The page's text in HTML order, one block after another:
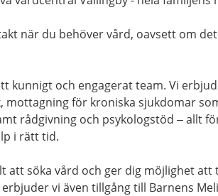
när du behöver vård, oavsett om
kunnigt och engagerat team. Vi
mottagning för kroniska sjukdomar
rådgivning och psykologstöd – allt
i rätt tid.
att söka vård och ger dig möjlighet att
vi även tillgång till Barnens